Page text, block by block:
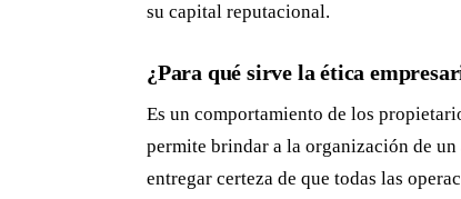
su capital reputacional.
¿Para qué sirve la ética
Es un comportamiento de los
permite brindar a la organización de
entregar certeza de que todas las